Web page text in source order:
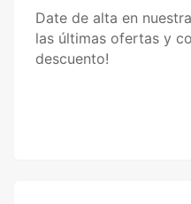
Date de alta en
las últimas ofertas y
descuento!